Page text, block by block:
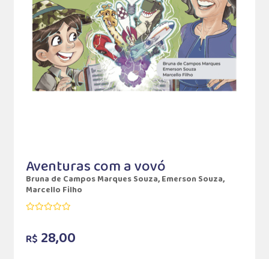
Aventuras com a vovó
Bruna de Campos Marques Souza, Emerson Souza,
Marcello Filho
R$ 28,00